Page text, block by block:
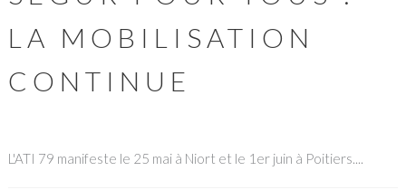
LA MOBILISATION
CONTINUE
L'ATI 79 manifeste le 25 mai à Niort et le 1er juin à Poitiers....